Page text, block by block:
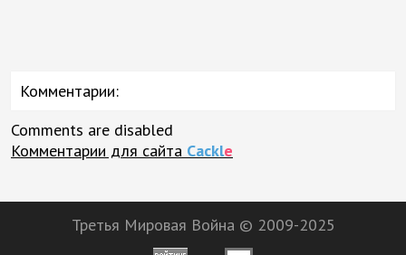
Комментарии:
Comments are disabled
Комментарии для сайта Cackle
Третья Мировая Война © 2009-2025